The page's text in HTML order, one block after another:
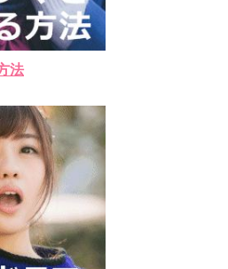
일의 왕비)OST – 정기고 (Junggigo) – 그
Heart)
然の熱愛宣言…「キム秘書がなぜそう
RSS
法